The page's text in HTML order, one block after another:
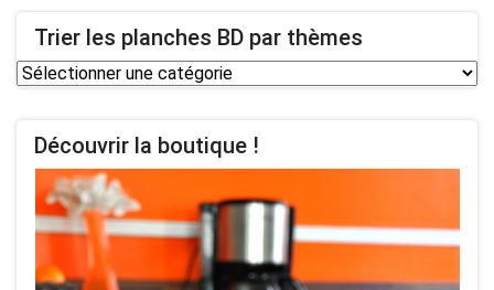
Trier les planches BD par thèmes
Trier
BD
thèmes
Découvrir la boutique !